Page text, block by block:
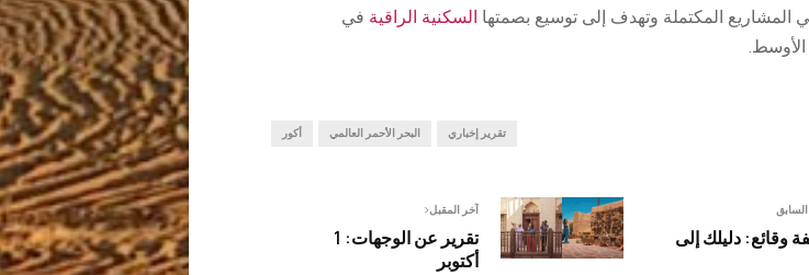
المشاريع المكتملة وتهدف إلى توسيع بصمتها السكنية الراقية في
أكور البحر الأحمر العالمي تقرير إخباري
السابق
وقائع: دليلك إلى
آخر المقبل
تقرير عن الوجهات: 1
أكتوبر